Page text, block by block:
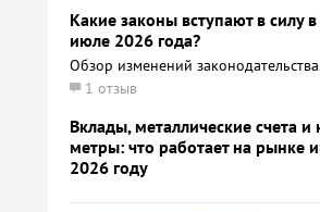
Какие законы вступают в силу
июле 2026 года?
Обзор изменений
1 отзыв
Вклады, металлические счета и
метры: что работает на рынке
2026 году